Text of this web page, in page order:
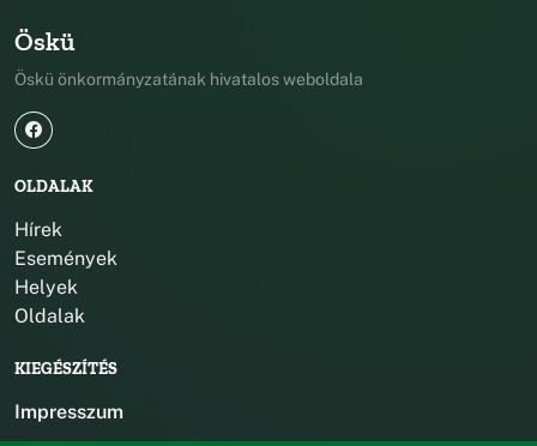
Öskü
Öskü önkormányzatának hivatalos weboldala
OLDALAK
Hírek
Események
Helyek
Oldalak
KIEGÉSZÍTÉS
Impresszum